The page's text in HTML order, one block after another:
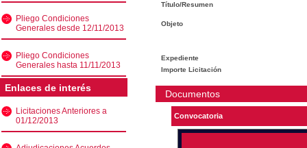
Pliego Condiciones
Generales desde 12/11/2013
Pliego Condiciones
Generales hasta 11/11/2013
Enlaces de interés
Licitaciones Anteriores a
01/12/2013
Título/Resumen
Objeto
Expediente
Importe Licitación
Documentos
Convocatoria